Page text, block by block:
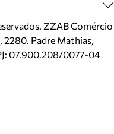
ZZAB Comércio
2280. Padre Mathias,
07.900.208/0077-04